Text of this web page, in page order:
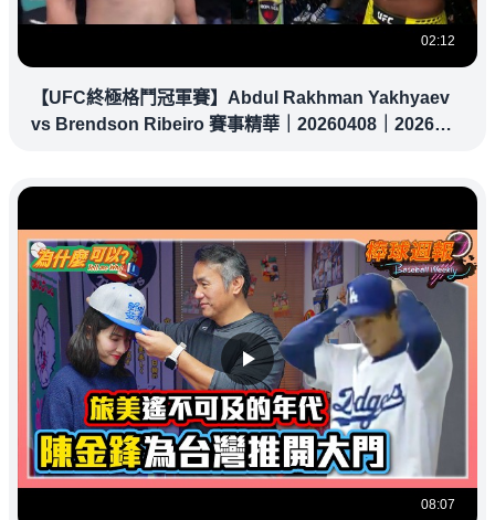
02:12
【UFC終極格鬥冠軍賽】Abdul Rakhman Yakhyaev
vs Brendson Ribeiro 賽事精華｜20260408｜2026
08:07